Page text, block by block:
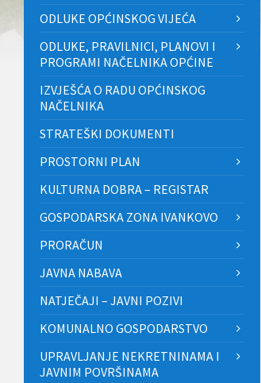
ODLUKE OPĆINSKOG VIJEĆA
ODLUKE, PRAVILNICI, PLANOVI I
PROGRAMI NAČELNIKA OPĆINE
IZVJEŠĆA O RADU OPĆINSKOG
NAČELNIKA
STRATEŠKI DOKUMENTI
PROSTORNI PLAN
KULTURNA DOBRA – REGISTAR
GOSPODARSKA ZONA IVANKOVO
PRORAČUN
JAVNA NABAVA
NATJEČAJI – JAVNI POZIVI
KOMUNALNO GOSPODARSTVO
UPRAVLJANJE NEKRETNINAMA I
JAVNIM POVRŠINAMA